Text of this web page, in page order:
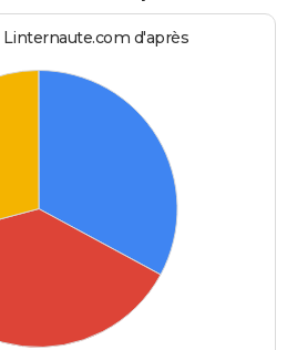
d'après